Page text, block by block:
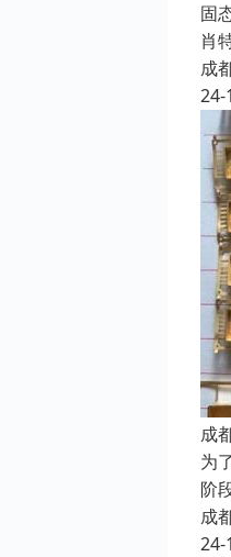
固
肖
成
24-
成
为
阶
成
24-